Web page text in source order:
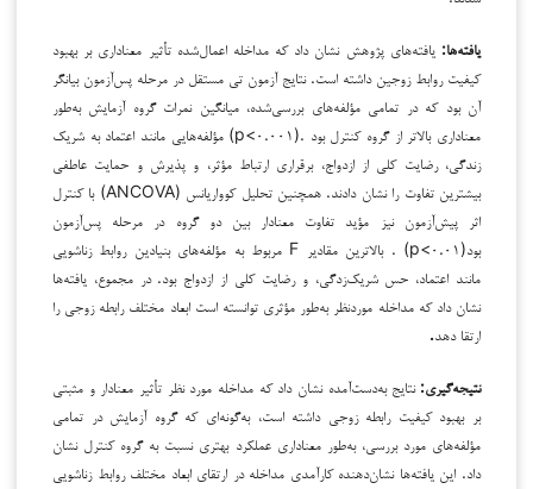
یافته‌ها: یافته‌های پژوهش نشان داد که مداخله اعمال‌شده تأثیر معناداری بر بهبود
کیفیت روابط زوجین داشته است. نتایج آزمون تی مستقل در مرحله پس‌آزمون بیانگر
آن بود که در تمامی مؤلفه‌های بررسی‌شده، میانگین نمرات گروه آزمایش به‌طور
معناداری بالاتر از گروه کنترل بود .(p<۰.۰۰۱) مؤلفه‌هایی مانند اعتماد به شریک
زندگی، رضایت کلی از ازدواج، برقراری ارتباط مؤثر، و پذیرش و حمایت عاطفی
بیشترین تفاوت را نشان دادند. همچنین تحلیل کوواریانس (ANCOVA) با کنترل
اثر پیش‌آزمون نیز مؤید تفاوت معنادار بین دو گروه در مرحله پس‌آزمون
بود(p<۰.۰۱) . بالاترین مقادیر F مربوط به مؤلفه‌های بنیادین روابط زناشویی
مانند اعتماد، حس شریک‌زدگی، و رضایت کلی از ازدواج بود. در مجموع، یافته‌ها
نشان داد که مداخله موردنظر به‌طور مؤثری توانسته است ابعاد مختلف رابطه زوجی را
ارتقا دهد.
نتیجه‌گیری:نتایج به‌دست‌آمده نشان داد که مداخله مورد نظر تأثیر معنادار و مثبتی
بر بهبود کیفیت رابطه زوجی داشته است، به‌گونه‌ای که گروه آزمایش در تمامی
مؤلفه‌های مورد بررسی، به‌طور معناداری عملکرد بهتری نسبت به گروه کنترل نشان
داد. این یافته‌ها نشان‌دهنده کارآمدی مداخله در ارتقای ابعاد مختلف روابط زناشویی